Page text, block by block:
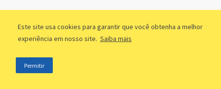
Este site usa cookies para garantir que você obtenha a melhor
experiência em nosso site. Saiba mais
Permitir